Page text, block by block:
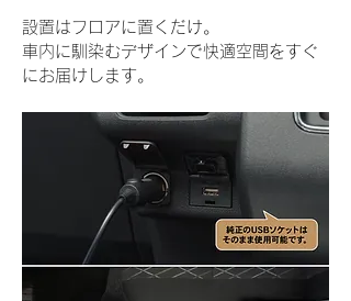
設置はフロアに置くだけ。
車内に馴染むデザインで快適空間をすぐ
にお届けします。